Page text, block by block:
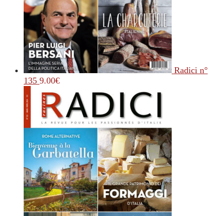
Radici n°
135 9.00€